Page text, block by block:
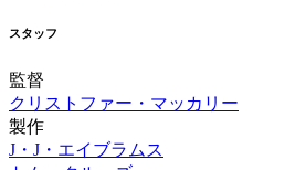
スタッフ
監督
クリストファー・マッカリー
製作
J・J・エイブラムス